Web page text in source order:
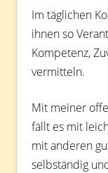
Im täglichen
ihnen so
Kompetenz,
vermitteln.
Mit meiner
fällt es mit
mit anderen
selbständig